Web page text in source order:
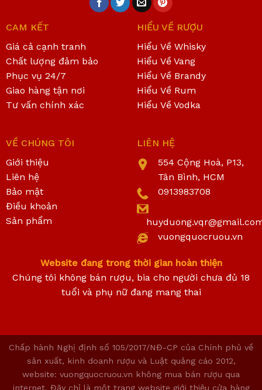
CAM KẾT
Giá cả cạnh tranh
Chất lượng đảm bảo
Phục vụ 24/7
Giao hàng tận nơi
Tư vấn chính xác
HIỂU VỀ RƯỢU
Hiểu Về Whisky
Hiểu Về Vang
Hiểu Về Brandy
Hiểu Về Rum
Hiểu Về Vodka
VỀ CHÚNG TÔI
Giới thiệu
Liên hệ
Bảo mật
Điều khoản
Sản phẩm
LIÊN HỆ
554 Cộng Hoà, P13,
Tân Bình, HCM
0913983708
vuongquocruou.vn
Website đang trong thời gian hoàn thiện
Chúng tôi không bán rượu, bia cho người chưa đủ 18
tuổi và phụ nữ đang mang thai
Chấp hành Nghị định số 105/2017/NĐ-CP của Chính phủ về
sản xuất, kinh doanh rượu và Luật quảng cáo 2012,
website: vuongquocruou.vn không mua bán rượu qua
internet. Đây chỉ là một trang website giới thiệu cửa hàng